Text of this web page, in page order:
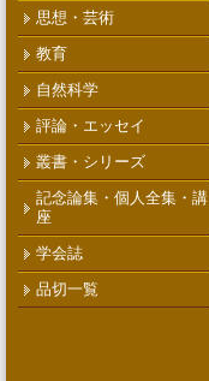
思想・芸術
教育
自然科学
評論・エッセイ
叢書・シリーズ
記念論集・個人全集・講
座
学会誌
品切一覧